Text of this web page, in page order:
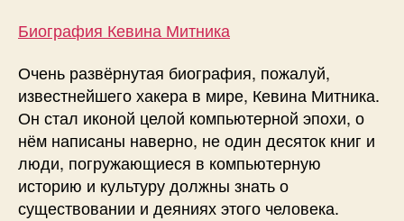
Биография Кевина Митника
Очень развёрнутая биография, пожалуй,
известнейшего хакера в мире, Кевина Митника.
Он стал иконой целой компьютерной эпохи, о
нём написаны наверно, не один десяток книг и
люди, погружающиеся в компьютерную
историю и культуру должны знать о
существовании и деяниях этого человека.